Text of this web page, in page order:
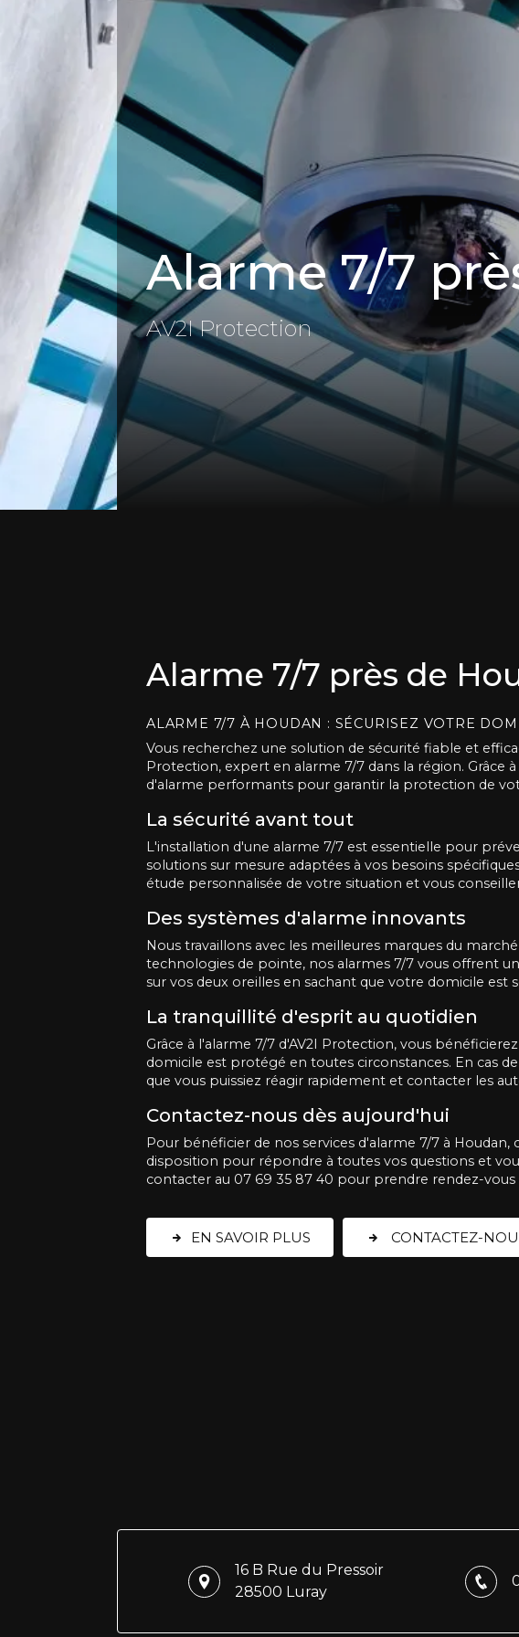
Alarme 7/7
AV2I Protection
Alarme 7/7 près de
ALARME 7/7 À HOUDAN : SÉCURISEZ VOTRE
Vous recherchez une solution de sécurité fiable et
Protection, expert en alarme 7/7 dans la région.
d'alarme performants pour garantir la protection de
La sécurité avant tout
L'installation d'une alarme 7/7 est essentielle pour
solutions sur mesure adaptées à vos besoins
étude personnalisée de votre situation et vous
Des systèmes d'alarme innovants
Nous travaillons avec les meilleures marques du
technologies de pointe, nos alarmes 7/7 vous offrent
sur vos deux oreilles en sachant que votre domicile est
La tranquillité d'esprit au quotidien
Grâce à l'alarme 7/7 d'AV2I Protection, vous
domicile est protégé en toutes circonstances. En cas
que vous puissiez réagir rapidement et contacter les
Contactez-nous dès aujourd'hui
Pour bénéficier de nos services d'alarme 7/7 à
disposition pour répondre à toutes vos questions et
contacter au 07 69 35 87 40 pour prendre rendez-
EN SAVOIR PLUS CONTACTEZ-
16 B Rue du Pressoir
28500 Luray
Panneau de gestion des cookies